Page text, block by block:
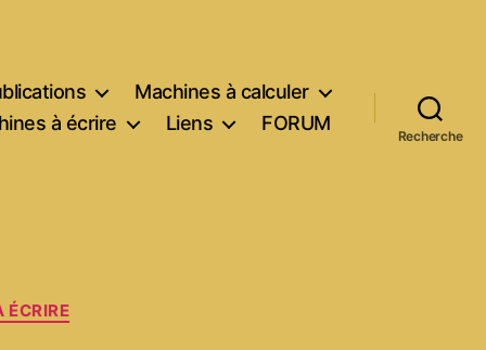
Machines à calculer
à écrire
Liens FORUM
Recherche
ÉCRIRE